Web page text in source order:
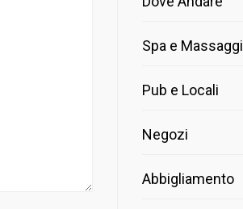
Spa e Massaggi
Pub e Locali
Negozi
Abbigliamento